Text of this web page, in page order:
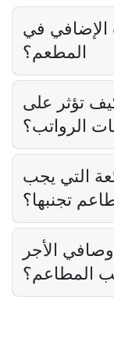
في
المطعم؟
تؤثر على
الرواتب؟
التي يجب
تجنبها؟
الأجر
المطاعم؟